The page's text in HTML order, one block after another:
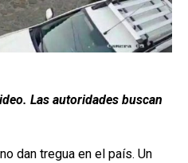
Las autoridades buscan
dan tregua en el país. Un